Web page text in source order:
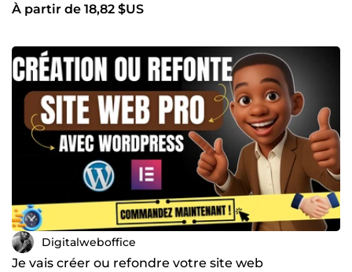
À partir de 18,82 $US
Digitalweboffice
Je vais créer ou refondre votre site web